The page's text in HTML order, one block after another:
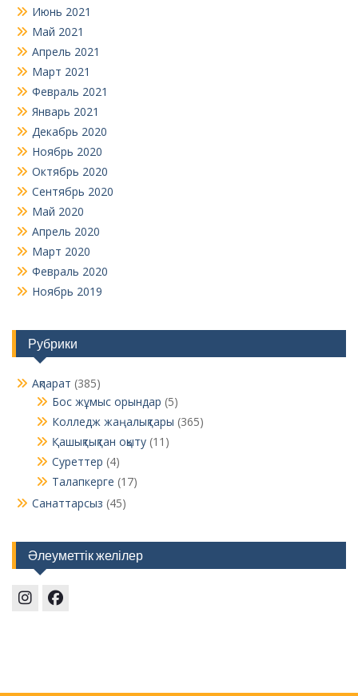
Июнь 2021
Май 2021
Апрель 2021
Март 2021
Февраль 2021
Январь 2021
Декабрь 2020
Ноябрь 2020
Октябрь 2020
Сентябрь 2020
Май 2020
Апрель 2020
Март 2020
Февраль 2020
Ноябрь 2019
Рубрики
Ақпарат (385)
Бос жұмыс орындар (5)
Колледж жаңалықтары (365)
Қашықтықтан оқыту (11)
Суреттер (4)
Талапкерге (17)
Санаттарсыз (45)
Әлеуметтік желілер